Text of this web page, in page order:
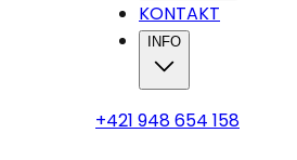
KONTAKT
INFO
+421 948 654 158